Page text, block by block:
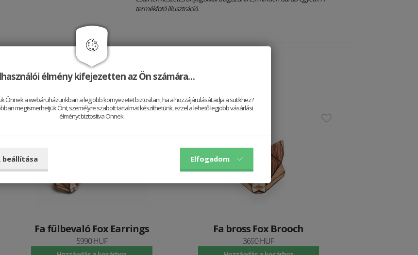
termékfotó illusztráció.
Jól néz ki vele
Fa fülbevaló Fox Earrings
5990 HUF
Fa bross Fox Brooch
3690 HUF
élmény kifejezetten az Ön számára…
Önnek a webáruházunkban a legjobb környezetet biztosítani, ha a hozzájárulását adja a sütikhez?
megismerhetjük Önt, személyre szabott tartalmat készíthetünk, ezzel a lehető legjobb vásárlási
élményt biztosítva Önnek.
beállítása Elfogadom